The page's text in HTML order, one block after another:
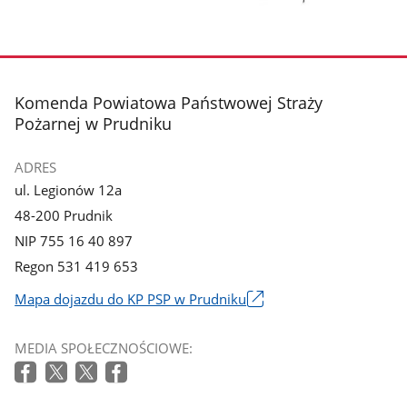
stopka
Komenda Powiatowa Państwowej Straży
Pożarnej w Prudniku
ADRES
ul. Legionów 12a
48-200 Prudnik
NIP 755 16 40 897
Regon 531 419 653
Mapa dojazdu do KP PSP w Prudniku
się
w
MEDIA SPOŁECZNOŚCIOWE: